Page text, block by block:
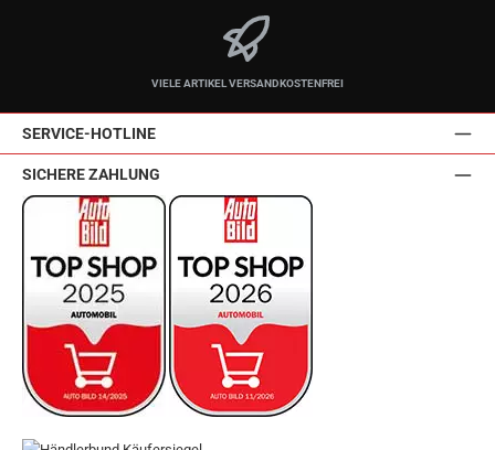
VIELE ARTIKEL VERSANDKOSTENFREI
SERVICE-HOTLINE
SICHERE ZAHLUNG